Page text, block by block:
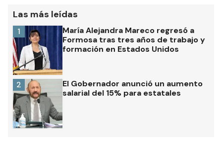
Las más leídas
María Alejandra Mareco regresó a
Formosa tras tres años de trabajo y
formación en Estados Unidos
1
El Gobernador anunció un aumento
salarial del 15% para estatales
2